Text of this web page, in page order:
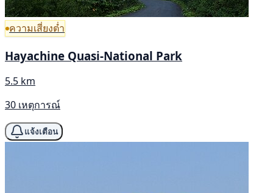
ความเสี่ยงต่ำ
Hayachine Quasi-National Park
5.5 km
30 เหตุการณ์
แจ้งเตือน